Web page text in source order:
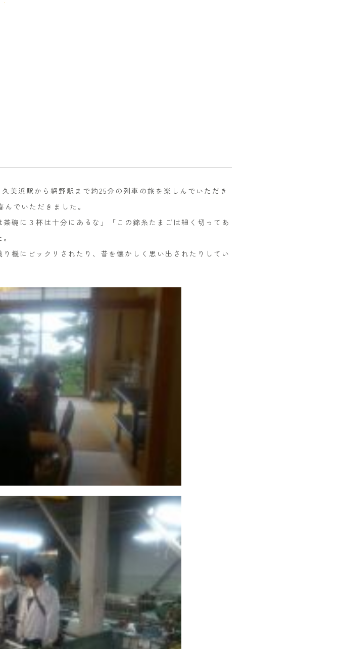
美浜駅から網野駅まで約25分の列車の旅を楽しんでいただき
でいただきました。
碗に３杯は十分にあるな」「この錦糸たまごは細く切ってあ
機にビックリされたり、昔を懐かしく思い出されたりしてい